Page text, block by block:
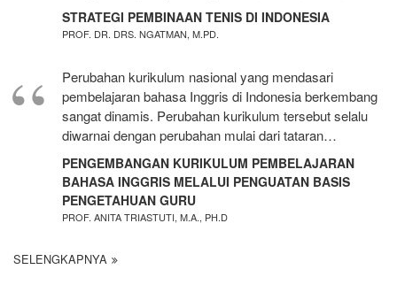
STRATEGI PEMBINAAN TENIS DI INDONESIA
PROF. DR. DRS. NGATMAN, M.PD.
Perubahan kurikulum nasional yang mendasari
pembelajaran bahasa Inggris di Indonesia berkembang
sangat dinamis. Perubahan kurikulum tersebut selalu
diwarnai dengan perubahan mulai dari tataran…
PENGEMBANGAN KURIKULUM PEMBELAJARAN
BAHASA INGGRIS MELALUI PENGUATAN BASIS
PENGETAHUAN GURU
PROF. ANITA TRIASTUTI, M.A., PH.D
SELENGKAPNYA